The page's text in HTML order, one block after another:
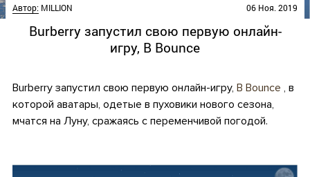
Автор:MILLION 06 Ноя. 2019
Burberry запустил свою первую онлайн-
игру, B Bounce
Burberry запустил свою первую онлайн-игру, B Bounce , в
которой аватары, одетые в пуховики нового сезона,
мчатся на Луну, сражаясь с переменчивой погодой.